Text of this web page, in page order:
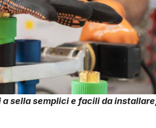
sella semplici e facili da